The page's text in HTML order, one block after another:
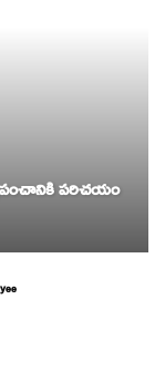
పరిచయం